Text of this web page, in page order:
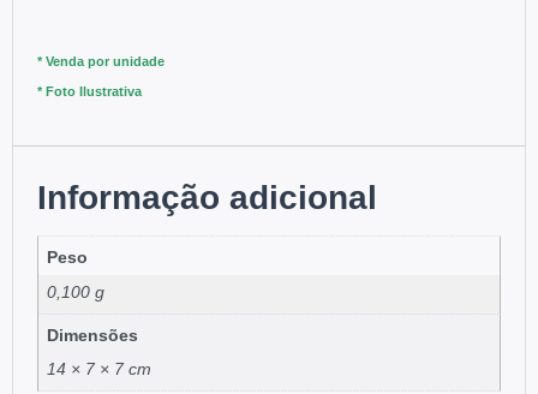
* Venda por unidade
* Foto Ilustrativa
Informação adicional
Peso
0,100 g
Dimensões
14 × 7 × 7 cm